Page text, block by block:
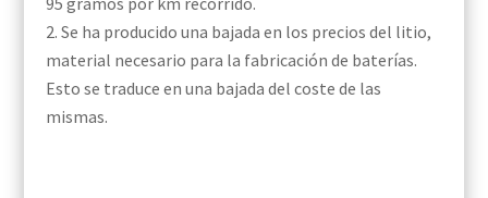
Se ha producido una bajada en los precios del litio,
material necesario para la fabricación de baterías.
Esto se traduce en una bajada del coste de las
mismas.